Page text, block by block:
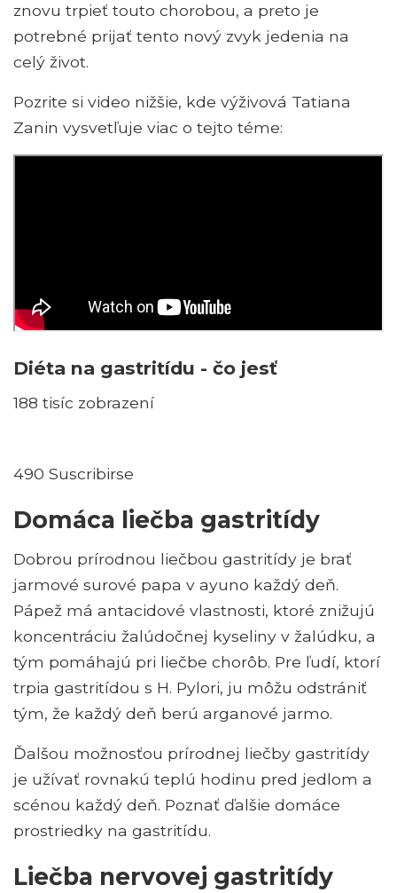
znovu trpieť touto chorobou, a preto je
potrebné prijať tento nový zvyk jedenia na
celý život.
Pozrite si video nižšie, kde výživová Tatiana
Zanin vysvetľuje viac o tejto téme:
Diéta na gastritídu - čo jesť
188 tisíc zobrazení
490 Suscribirse
Domáca liečba gastritídy
Dobrou prírodnou liečbou gastritídy je brať
jarmové surové papa v ayuno každý deň.
Pápež má antacidové vlastnosti, ktoré znižujú
koncentráciu žalúdočnej kyseliny v žalúdku, a
tým pomáhajú pri liečbe chorôb. Pre ľudí, ktorí
trpia gastritídou s H. Pylori, ju môžu odstrániť
tým, že každý deň berú arganové jarmo.
Ďalšou možnosťou prírodnej liečby gastritídy
je užívať rovnakú teplú hodinu pred jedlom a
scénou každý deň. Poznať ďalšie domáce
prostriedky na gastritídu.
Liečba nervovej gastritídy